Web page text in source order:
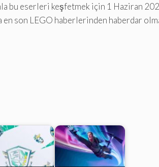
bu eserleri keşfetmek için 1 Haziran
son LEGO haberlerinden haberdar